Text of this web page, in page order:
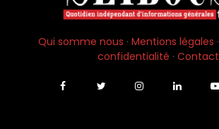
Qui somme nous · Mentions légales ·
confidentialité · Contact